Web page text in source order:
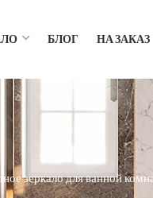
БЛОГ НА ЗАКАЗ
зеркало для ванной